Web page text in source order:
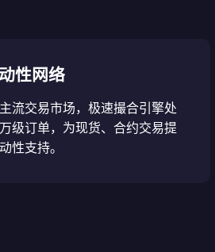
性网络
流交易市场，极速撮合引擎处
级订单，为现货、合约交易提
性支持。